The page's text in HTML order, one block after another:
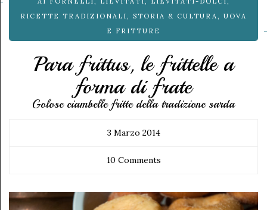
RICETTE TRADIZIONALI , STORIA & CULTURA , UOVA
E FRITTURE
Para frittus, le frittelle a
forma di frate
Golose ciambelle fritte della tradizione sarda
3 Marzo 2014
10 Comments